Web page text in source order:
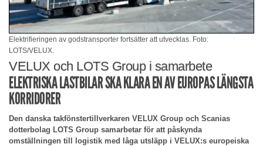
Elektrifieringen av godstransporter fortsätter att utvecklas. Foto:
LOTS/VELUX.
VELUX och LOTS Group i samarbete
ELEKTRISKA LASTBILAR SKA KLARA EN AV EUROPAS LÄNGSTA
KORRIDORER
Den danska takfönstertillverkaren VELUX Group och Scanias
dotterbolag LOTS Group samarbetar för att påskynda
omställningen till logistik med låga utsläpp i VELUX:s europeiska